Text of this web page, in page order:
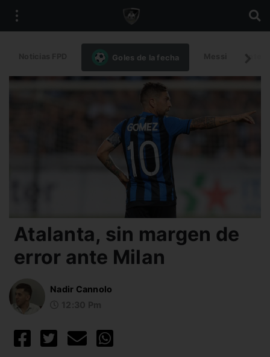
Goles de la fecha
Atalanta, sin margen de
error ante Milan
Nadir Cannolo